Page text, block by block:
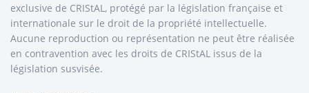
exclusive de CRIStAL, protégé par la législation française et
internationale sur le droit de la propriété intellectuelle.
Aucune reproduction ou représentation ne peut être réalisée
en contravention avec les droits de CRIStAL issus de la
législation susvisée.